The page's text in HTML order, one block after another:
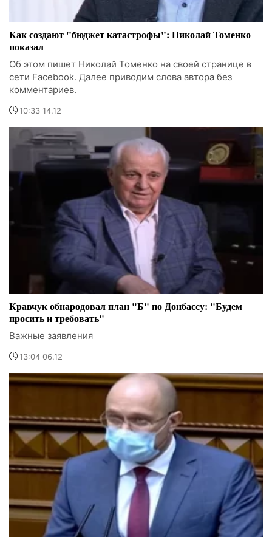
Как создают "бюджет катастрофы": Николай Томенко
показал
Об этом пишет Николай Томенко на своей странице в
сети Facebook. Далее приводим слова автора без
комментариев.
10:33 14.12
Кравчук обнародовал план "Б" по Донбассу: "Будем
просить и требовать"
Важные заявления
13:04 06.12